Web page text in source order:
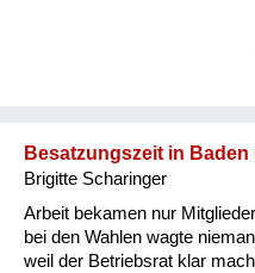
Besatzungszeit in
Brigitte Scharinger
Arbeit bekamen nur
bei den Wahlen wagte
weil der Betriebsrat klar